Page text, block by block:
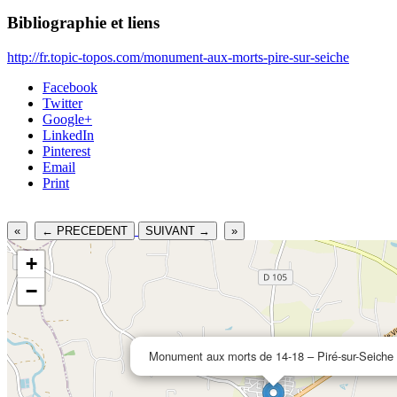
Bibliographie et liens
http://fr.topic-topos.com/monument-aux-morts-pire-sur-seiche
Facebook
Twitter
Google+
LinkedIn
Pinterest
Email
Print
« ← PRECEDENT SUIVANT → »
Monument aux morts de 14-18 – Piré-sur-Seiche
+
−